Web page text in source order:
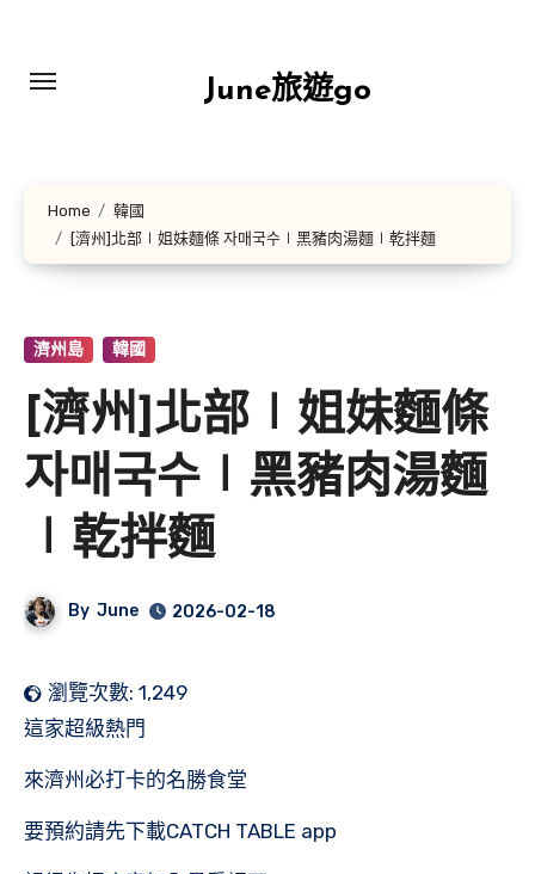
content
June旅遊go
Home
韓國
[濟州]北部∣姐妹麵條 자매국수∣黑豬肉湯麵∣乾拌麵
濟州島 韓國
[濟州]北部∣姐妹麵條
자매국수∣黑豬肉湯麵
∣乾拌麵
By June 2026-02-18
瀏覽次數: 1,249
這家超級熱門
來濟州必打卡的名勝食堂
要預約請先下載CATCH TABLE app